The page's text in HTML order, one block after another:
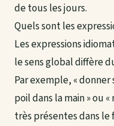
de tous les jours.
Quels sont les
Les expressions
le sens global diffère
Par exemple, « donner
poil dans la main » ou
très présentes dans le